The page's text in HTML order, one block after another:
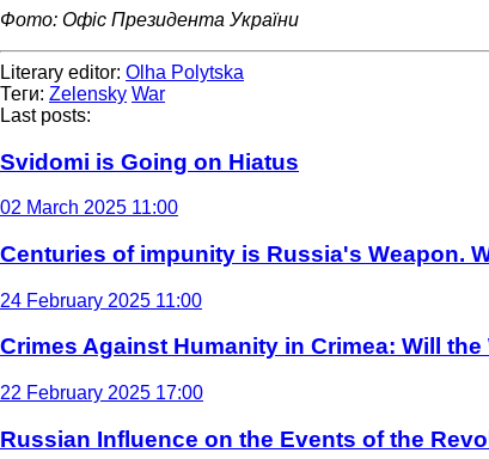
Фото: Офіс Президента України
Literary editor: Olha Polytska
Теги: Zelensky War
Last posts:
Svidomi is Going on Hiatus
02 March 2025 11:00
Centuries of impunity is Russia's Weapon.
24 February 2025 11:00
Crimes Against Humanity in Crimea: Will
22 February 2025 17:00
Russian Influence on the Events of the